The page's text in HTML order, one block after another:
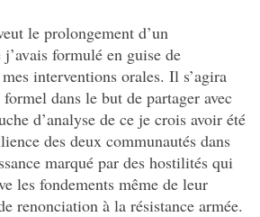
le prolongement d’un
formulé en guise de
interventions orales. Il s’agira
dans le but de partager avec
d’analyse de ce je crois avoir été
des deux communautés dans
marqué par des hostilités qui
les fondements même de leur
renonciation à la résistance armée.